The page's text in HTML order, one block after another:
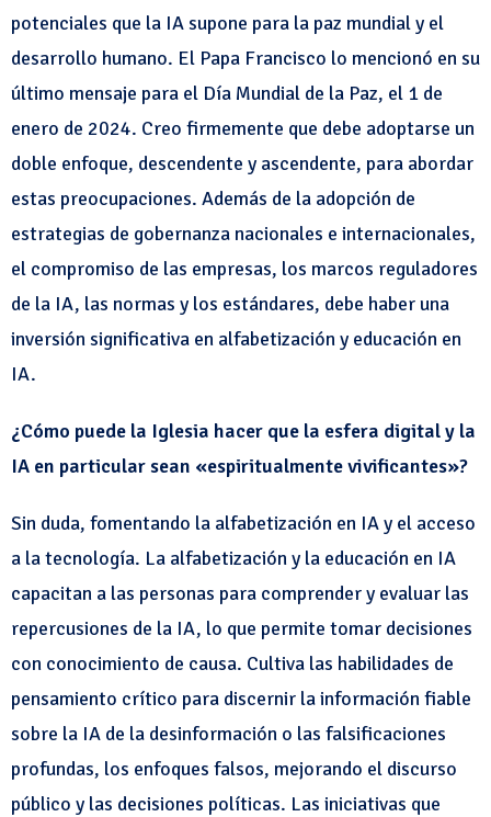
potenciales que la IA supone para la paz mundial y el
desarrollo humano. El Papa Francisco lo mencionó en su
último mensaje para el Día Mundial de la Paz, el 1 de
enero de 2024. Creo firmemente que debe adoptarse un
doble enfoque, descendente y ascendente, para abordar
estas preocupaciones. Además de la adopción de
estrategias de gobernanza nacionales e internacionales,
el compromiso de las empresas, los marcos reguladores
de la IA, las normas y los estándares, debe haber una
inversión significativa en alfabetización y educación en
IA.
¿Cómo puede la Iglesia hacer que la esfera digital y la
IA en particular sean «espiritualmente vivificantes»?
Sin duda, fomentando la alfabetización en IA y el acceso
a la tecnología. La alfabetización y la educación en IA
capacitan a las personas para comprender y evaluar las
repercusiones de la IA, lo que permite tomar decisiones
con conocimiento de causa. Cultiva las habilidades de
pensamiento crítico para discernir la información fiable
sobre la IA de la desinformación o las falsificaciones
profundas, los enfoques falsos, mejorando el discurso
público y las decisiones políticas. Las iniciativas que